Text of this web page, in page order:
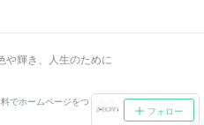
フォロー
や輝き、人生のために
でホームページをつくろう